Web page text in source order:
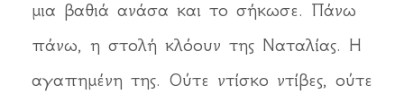
μια βαθιά ανάσα και το σήκωσε. Πάνω
πάνω, η στολή κλόουν της Ναταλίας. Η
αγαπημένη της. Ούτε ντίσκο ντίβες, ούτε